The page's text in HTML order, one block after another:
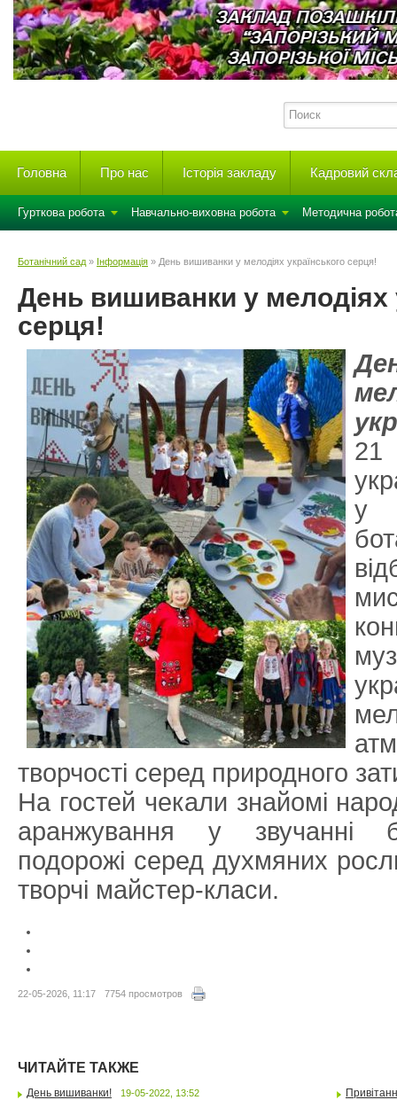
Головна Про нас Історія закладу Кадровий
Гурткова робота Навчально-виховна робота Методична
Ботанічний сад » Інформація » День вишиванки у мелодіях українського серця!
День вишиванки у мелодіях
серця!
у
творчості серед природного
На гостей чекали знайомі
аранжування у звучанні
подорожі серед духмяних
творчі майстер-класи.
22-05-2026, 11:17 7754 просмотров
ЧИТАЙТЕ ТАКЖЕ
День вишиванки! 19-05-2022, 13:52